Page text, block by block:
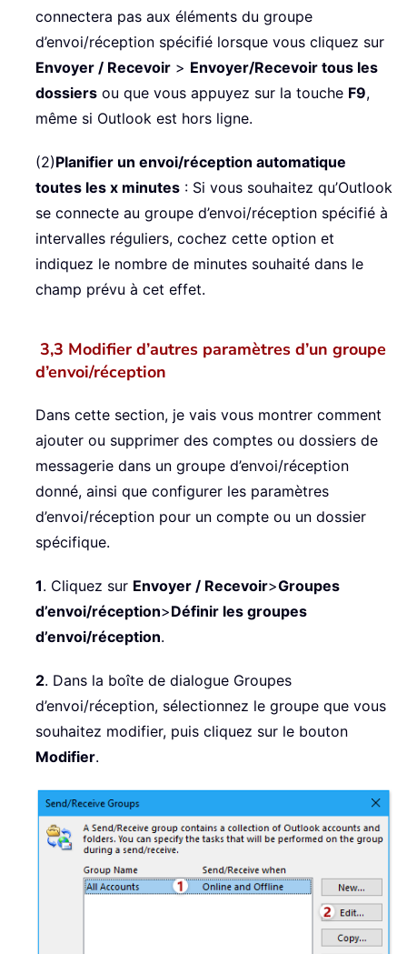
connectera pas aux éléments du groupe
d’envoi/réception spécifié lorsque vous cliquez sur
Envoyer / Recevoir > Envoyer/Recevoir tous les
dossiers ou que vous appuyez sur la touche F9,
même si Outlook est hors ligne.
(2)Planifier un envoi/réception automatique
toutes les x minutes : Si vous souhaitez qu’Outlook
se connecte au groupe d’envoi/réception spécifié à
intervalles réguliers, cochez cette option et
indiquez le nombre de minutes souhaité dans le
champ prévu à cet effet.
3,3 Modifier d’autres paramètres d’un groupe
d’envoi/réception
Dans cette section, je vais vous montrer comment
ajouter ou supprimer des comptes ou dossiers de
messagerie dans un groupe d’envoi/réception
donné, ainsi que configurer les paramètres
d’envoi/réception pour un compte ou un dossier
spécifique.
1. Cliquez sur Envoyer / Recevoir>Groupes
d’envoi/réception>Définir les groupes
d’envoi/réception.
2. Dans la boîte de dialogue Groupes
d’envoi/réception, sélectionnez le groupe que vous
souhaitez modifier, puis cliquez sur le bouton
Modifier.